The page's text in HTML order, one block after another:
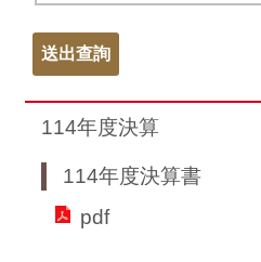
114年度決算
114年度決算書
pdf